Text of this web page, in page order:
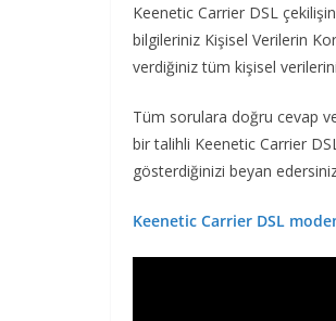
Keenetic Carrier DSL
bilgileriniz Kişisel Verilerin
verdiğiniz tüm kişisel
Tüm sorulara doğru cevap
bir talihli Keenetic Carrier
gösterdiğinizi beyan
Keenetic Carrier DSL